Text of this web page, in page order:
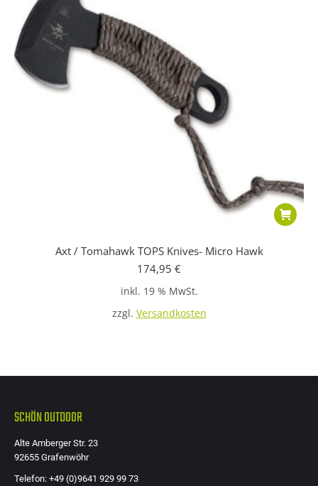
Axt / Tomahawk TOPS Knives- Micro Hawk
174,95 €
inkl. 19 % MwSt.
zzgl. Versandkosten
SCHÖN OUTDOOR
Alte Amberger Str. 23
92655 Grafenwöhr
Telefon: +49 (0)9641 929 99 73